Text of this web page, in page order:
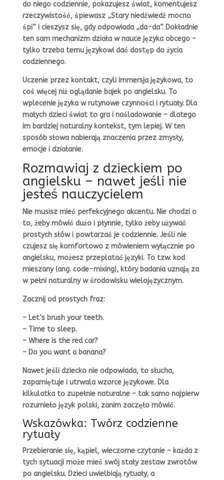
do niego codziennie, pokazujesz świat, komentujesz
rzeczywistość, śpiewasz „Stary niedźwiedź mocno
śpi” i cieszysz się, gdy odpowiada „da-da”. Dokładnie
ten sam mechanizm działa w nauce języka obcego –
tylko trzeba temu językowi dać dostęp do życia
codziennego.
Uczenie przez kontakt, czyli immersja językowa, to
coś więcej niż oglądanie bajek po angielsku. To
wplecenie języka w rutynowe czynności i rytuały. Dla
małych dzieci świat to gra i naśladowanie – dlatego
im bardziej naturalny kontekst, tym lepiej. W ten
sposób słowa nabierają znaczenia przez zmysły,
emocje i działanie.
Rozmawiaj z dzieckiem po
angielsku – nawet jeśli nie
jesteś nauczycielem
Nie musisz mieć perfekcyjnego akcentu. Nie chodzi o
to, żeby mówić dużo i płynnie, tylko żeby używać
prostych słów i powtarzać je codziennie. Jeśli nie
czujesz się komfortowo z mówieniem wyłącznie po
angielsku, możesz przeplatać języki. To tzw. kod
mieszany (ang. code-mixing), który badania uznają za
w pełni naturalny w środowisku wielojęzycznym.
Zacznij od prostych fraz:
– Let’s brush your teeth.
– Time to sleep.
– Where is the red car?
– Do you want a banana?
Nawet jeśli dziecko nie odpowiada, to słucha,
zapamiętuje i utrwala wzorce językowe. Dla
kilkulatka to zupełnie naturalne – tak samo najpierw
rozumieło język polski, zanim zaczęło mówić.
Wskazówka: Twórz codzienne
rytuały
Przebieranie się, kąpiel, wieczorne czytanie – każda z
tych sytuacji może mieć swój stały zestaw zwrotów
po angielsku. Dzieci uwielbiają rytuały, a